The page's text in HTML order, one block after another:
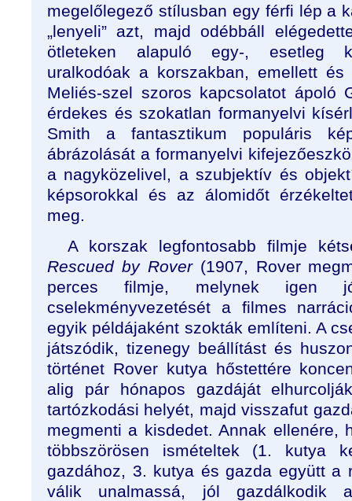
megelőlegező stílusban egy férfi lép a
„lenyeli” azt, majd odébbáll
ötleteken alapuló egy-, esetleg
uralkodóak a korszakban, emellett
Meliés-szel szoros kapcsolatot ápoló
érdekes és szokatlan formanyelvi
Smith a fantasztikum populáris
ábrázolását a formanyelvi
a nagyközelivel, a szubjektív és
képsorokkal és az álomidőt
meg.
A korszak legfontosabb filmje
Rescued by Rover(1907, Rover
perces filmje, melynek igen
cselekményvezetését a filmes
egyik példájaként szokták említeni. A
játszódik, tizenegy beállítást és
történet Rover kutya hőstettére
alig pár hónapos gazdáját
tartózkodási helyét, majd visszafut
megmenti a kisdedet. Annak ellenére,
többszörösen ismételtek (1. kutya
gazdához, 3. kutya és gazda együtt a
válik unalmassá, jól gazdálkodik